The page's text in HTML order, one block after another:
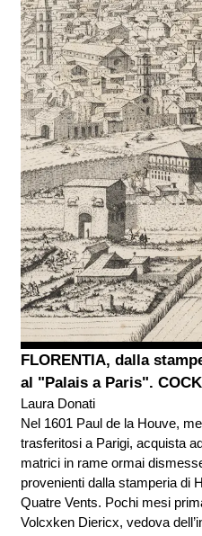
FLORENTIA, dalla
al "Palais a Paris".
Laura Donati
Nel 1601 Paul de la Houve,
trasferitosi a Parigi, acquista
matrici in rame ormai
provenienti dalla stamperia di
Quatre Vents. Pochi mesi
Volcxken Diericx, vedova